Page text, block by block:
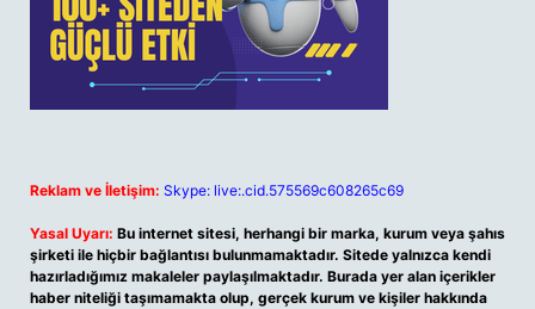
Reklam ve İletişim: Skype: live:.cid.575569c608265c69
Yasal Uyarı: Bu internet sitesi, herhangi bir marka, kurum veya şahıs
şirketi ile hiçbir bağlantısı bulunmamaktadır. Sitede yalnızca kendi
hazırladığımız makaleler paylaşılmaktadır. Burada yer alan içerikler
haber niteliği taşımamakta olup, gerçek kurum ve kişiler hakkında